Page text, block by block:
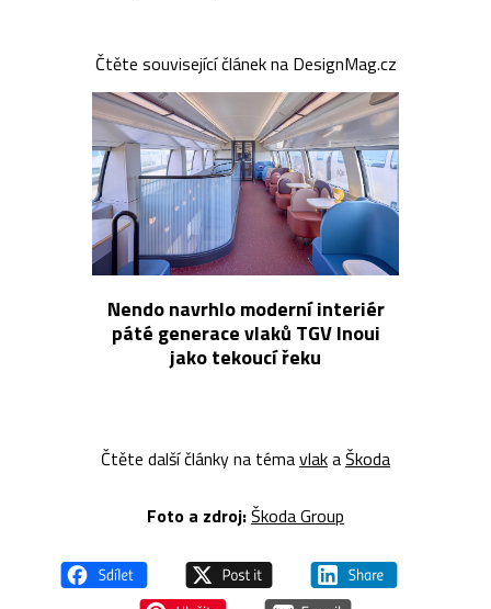
Čtěte související článek na DesignMag.cz
Nendo navrhlo moderní interiér
páté generace vlaků TGV Inoui
jako tekoucí řeku
Čtěte další články na témavlakaŠkoda
Foto a zdroj:Škoda Group